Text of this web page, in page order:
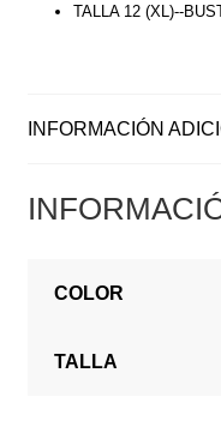
TALLA 12 (XL)--
INFORMACIÓN
COLOR
TALLA